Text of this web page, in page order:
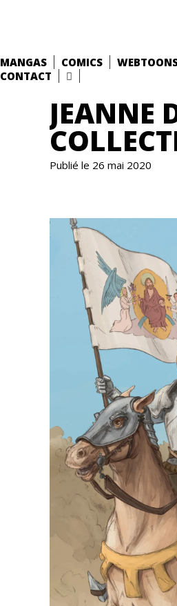
MANGAS COMICS
CONTACT
JEANNE
Publié le 26 mai 2020